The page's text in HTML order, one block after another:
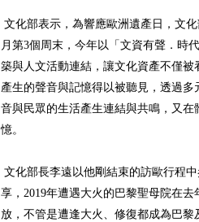
文化部表示，為響應歐洲遺產日，文
月第3個周末，今年以「文資有聲．時
築與人文活動連結，讓文化資產不僅
產生的聲音與記憶得以被聽見，透過
音與民眾的生活產生連結與共鳴，又
憶。
文化部長李遠以他剛結束的訪歐行程
享，2019年遭遇大火的巴黎聖母院在
放，不管是遭逢大火、修復都成為巴